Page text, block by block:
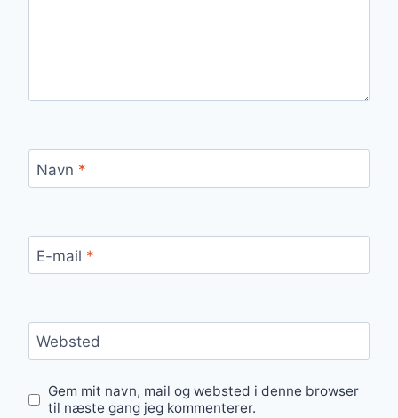
Navn *
E-mail *
Websted
Gem mit navn, mail og websted i denne browser
til næste gang jeg kommenterer.